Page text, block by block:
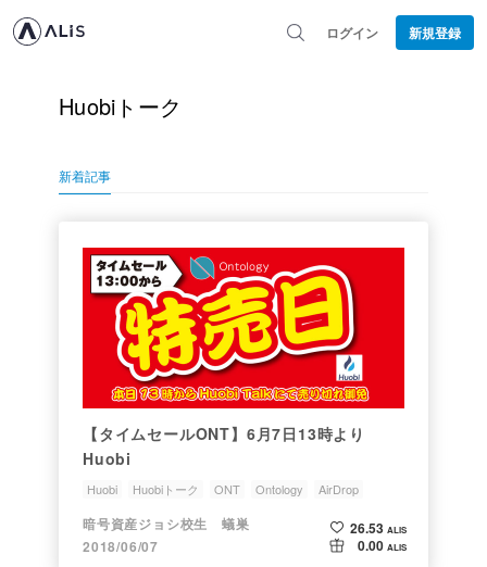
ログイン 新規登録
Huobiトーク
新着記事
【タイムセールONT】6月7日13時より
Huobi
Huobi Huobiトーク ONT Ontology AirDrop
暗号資産ジョシ校生 蟻巣
2018/06/07
26.53 ALIS
0.00 ALIS